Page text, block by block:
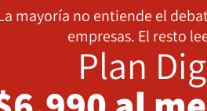
mayoría no entiende el
empresas. El resto
Plan